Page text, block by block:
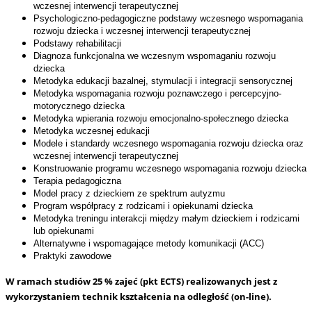
wczesnej interwencji terapeutycznej
Psychologiczno-pedagogiczne podstawy wczesnego wspomagania
rozwoju dziecka i wczesnej interwencji terapeutycznej
Podstawy rehabilitacji
Diagnoza funkcjonalna we wczesnym wspomaganiu rozwoju
dziecka
Metodyka edukacji bazalnej, stymulacji i integracji sensorycznej
Metodyka wspomagania rozwoju poznawczego i percepcyjno-
motorycznego dziecka
Metodyka wpierania rozwoju emocjonalno-społecznego dziecka
Metodyka wczesnej edukacji
Modele i standardy wczesnego wspomagania rozwoju dziecka oraz
wczesnej interwencji terapeutycznej
Konstruowanie programu wczesnego wspomagania rozwoju dziecka
Terapia pedagogiczna
Model pracy z dzieckiem ze spektrum autyzmu
Program współpracy z rodzicami i opiekunami dziecka
Metodyka treningu interakcji między małym dzieckiem i rodzicami
lub opiekunami
Alternatywne i wspomagające metody komunikacji (ACC)
Praktyki zawodowe
W ramach studiów 25 % zajeć (pkt ECTS) realizowanych jest z
wykorzystaniem technik kształcenia na odległość (on-line).